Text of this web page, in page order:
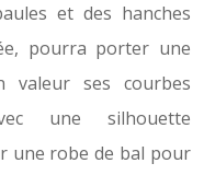
et des hanches
pourra porter une
ses courbes
une silhouette
une robe de bal pour